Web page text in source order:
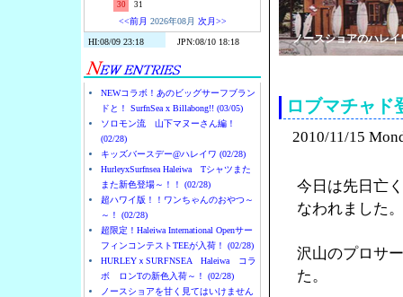
30
31
<<前月 2026年08月 次月>>
NEWコラボ！あのビッグサーフブラン
ドと！ SurfnSea x Billabong!! (03/05)
ソロモン流 山下マヌーさん編！
(02/28)
キッズバースデー@ハレイワ (02/28)
HurleyxSurfnsea Haleiwa Tシャツまた
また新色登場～！！ (02/28)
超ハワイ版！！ワンちゃんのおやつ～
～！ (02/28)
超限定！Haleiwa International Openサー
フィンコンテストTEEが入荷！ (02/28)
HURLEYｘSURFNSEA Haleiwa コラ
ボ ロンTの新色入荷～！ (02/28)
ノースショアを甘く見てはいけません
ノースショアのハレ
ロブマチャド
2010/11/15
今日は先日亡
なわれました。
沢山のプロサ
た。